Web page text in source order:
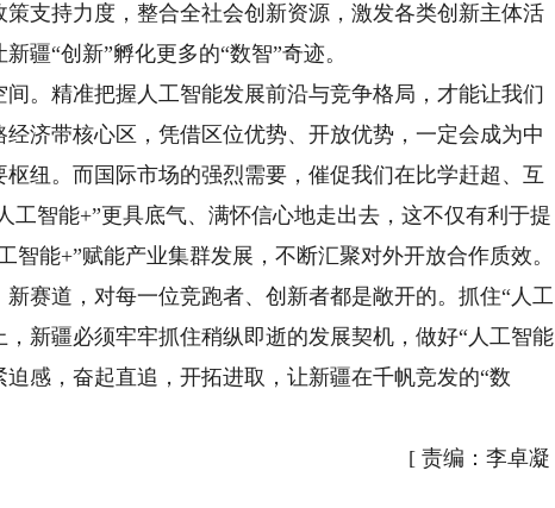
支持力度，整合全社会创新资源，激发各类创新主体活
疆“创新”孵化更多的“数智”奇迹。
精准把握人工智能发展前沿与竞争格局，才能让我们
济带核心区，凭借区位优势、开放优势，一定会成为中
纽。而国际市场的强烈需要，催促我们在比学赶超、互
工智能+”更具底气、满怀信心地走出去，这不仅有利于提
智能+”赋能产业集群发展，不断汇聚对外开放合作质效。
道，对每一位竞跑者、创新者都是敞开的。抓住“人工
新疆必须牢牢抓住稍纵即逝的发展契机，做好“人工智能
感，奋起直追，开拓进取，让新疆在千帆竞发的“数
[ 责编：李卓凝